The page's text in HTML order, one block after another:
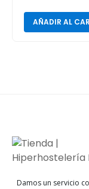
AÑADIR AL
Damos un servicio